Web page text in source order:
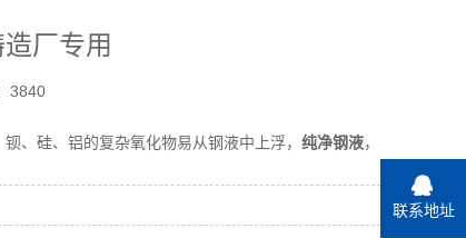
厂专用
3840
、硅、铝的复杂氧化物易从钢液中上浮， 纯净钢液，
联系地址